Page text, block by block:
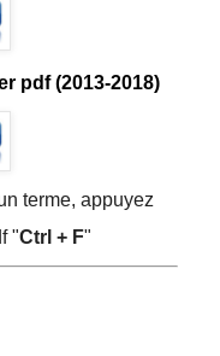
pdf (2013-2018)
terme, appuyez
"Ctrl + F"